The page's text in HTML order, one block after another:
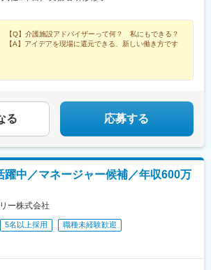
とができます！（※印のエリアは経験者のみ採用中
所は一例となります。━━【転居希望者向けの
来的に地元を離れたい方は、半年ほど地元勤務
など首都圏への転勤も可能！移住支援制度（費用
、早期キャリアアップも見込めます！
槻駅、志久駅、戸塚安行駅、久喜駅、浜野駅、
、みどり台駅、柏駅、小机駅、古淵駅、高座渋
堂駅、淵野辺駅、いずみ中央駅、越後赤塚駅、
、名鉄岐阜駅、松本駅、積志駅、東静岡駅、桜橋
江駅、北新川駅、神領駅、名鉄名古屋駅、小野駅
駅、古市駅(大阪府)、大日駅、門真南駅、瑞光四丁
(大阪府)、城北公園通駅、南巽駅、崇禅寺駅、尼崎
陽天満駅、加古川駅、新神戸駅、住吉駅(兵庫県・
駅、中山寺駅、大久保駅(兵庫県)、舞子公園駅、
、横川駅、小網町駅、吉塚駅、茶山駅(福岡県)、九
福大前駅、竜田口駅、熊本駅、和歌山市駅、県庁
八幡駅、立場駅
【Q】介護施設アドバイザーって何？ 私にもできる？
【A】アイデアを現場に還元できる、新しい働き方です
る 応募する
躍中／マネージャー候補／年収600万
ー株式会社
5名以上採用
職種未経験歓迎